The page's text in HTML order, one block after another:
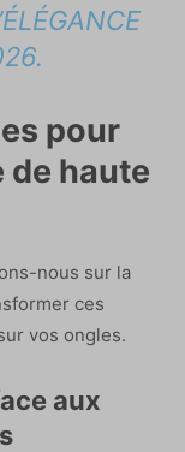
pour
de haute
nous sur la
ces
vos ongles.
aux